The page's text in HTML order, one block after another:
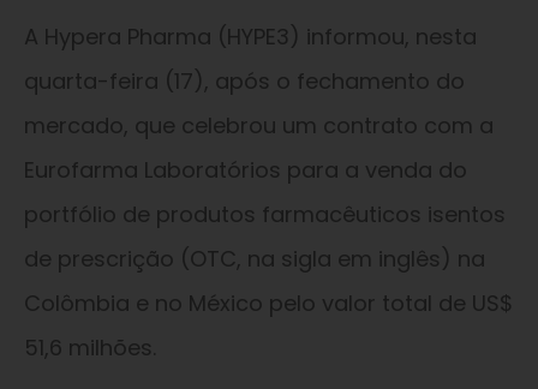
A Hypera Pharma (HYPE3) informou, nesta
quarta-feira (17), após o fechamento do
mercado, que celebrou um contrato com a
Eurofarma Laboratórios para a venda do
portfólio de produtos farmacêuticos isentos
de prescrição (OTC, na sigla em inglês) na
Colômbia e no México pelo valor total de US$
51,6 milhões.